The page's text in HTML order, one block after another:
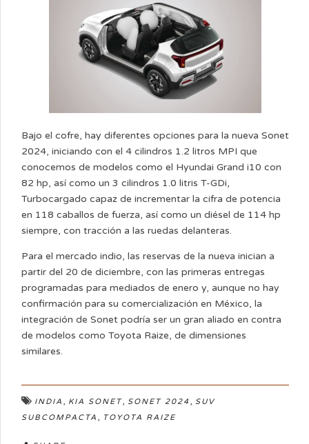
Bajo el cofre, hay diferentes opciones para la nueva Sonet
2024, iniciando con el 4 cilindros 1.2 litros MPI que
conocemos de modelos como el Hyundai Grand i10 con
82 hp, así como un 3 cilindros 1.0 litris T-GDi,
Turbocargado capaz de incrementar la cifra de potencia
en 118 caballos de fuerza, así como un diésel de 114 hp
siempre, con tracción a las ruedas delanteras.
Para el mercado indio, las reservas de la nueva inician a
partir del 20 de diciembre, con las primeras entregas
programadas para mediados de enero y, aunque no hay
confirmación para su comercialización en México, la
integración de Sonet podría ser un gran aliado en contra
de modelos como Toyota Raize, de dimensiones
similares.
INDIA , KIA SONET, SONET 2024 , SUV
SUBCOMPACTA , TOYOTA RAIZE